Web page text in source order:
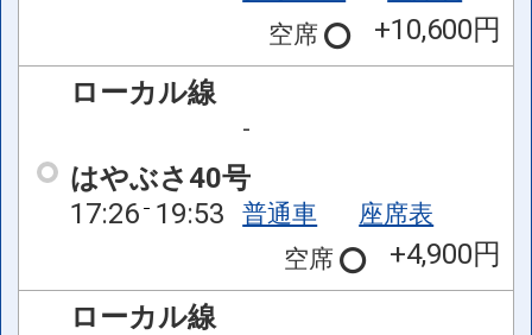
空席
+10,600円
ローカル線
-
はやぶさ40号
17:26 19:53 普通車
座席表
空席
+4,900円
ローカル線